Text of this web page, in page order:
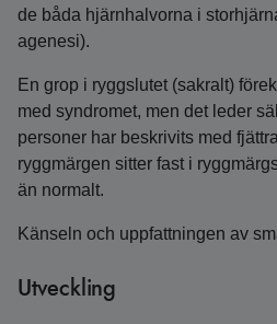
de båda hjärnhalvorna i
agenesi).
En grop i ryggslutet (sakralt)
med syndromet, men det leder
personer har beskrivits med
ryggmärgen sitter fast i
än normalt.
Känseln och uppfattningen av
Utveckling